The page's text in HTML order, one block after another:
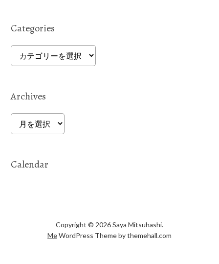
Categories
Categories
Archives
Archives
Calendar
Copyright © 2026 Saya Mitsuhashi.
MeWordPress Theme by themehall.com